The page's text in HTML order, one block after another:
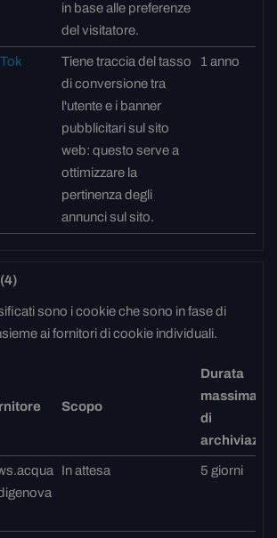
in base alle preferenze
del visitatore.
Tiene traccia del tasso
di conversione tra
l'utente e i banner
pubblicitari sul sito
web: questo serve a
ottimizzare la
pertinenza degli
annunci sul sito.
1 anno
sono i cookie che sono in fase di
ai fornitori di cookie individuali.
Scopo
Durata
massima
di
In attesa 5 giorni